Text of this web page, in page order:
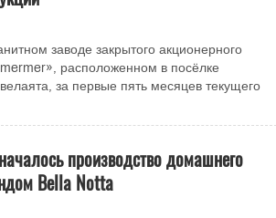
заводе закрытого акционерного
расположенном в посёлке
за первые пять месяцев текущего
производство домашнего
Bella Notta